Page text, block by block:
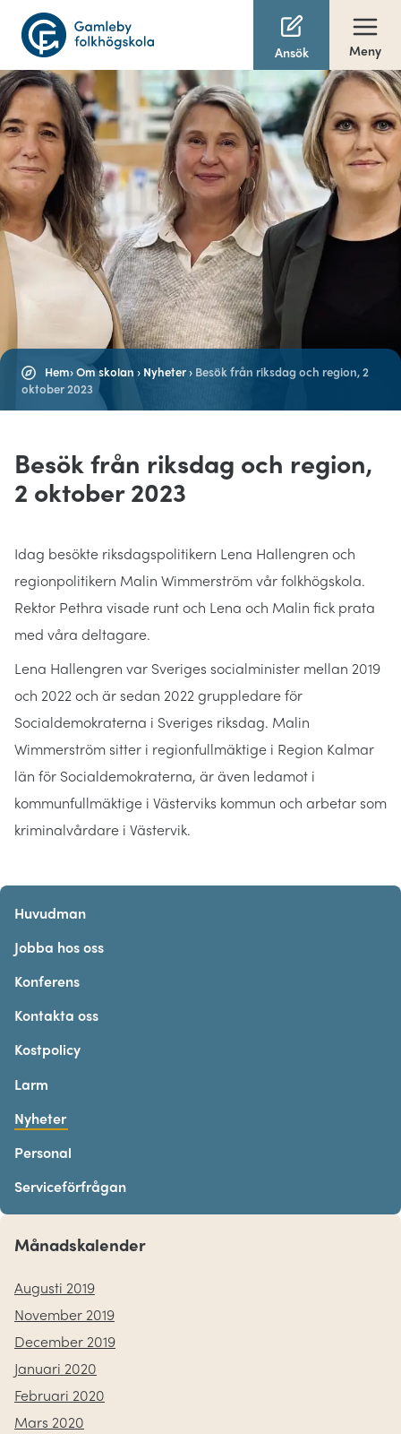
Ansök Meny
Hem›Om skolan › Nyheter› Besök från riksdag och region, 2
oktober 2023
Besök från riksdag och region,
2 oktober 2023
Idag besökte riksdagspolitikern Lena Hallengren och
regionpolitikern Malin Wimmerström vår folkhögskola.
Rektor Pethra visade runt och Lena och Malin fick prata
med våra deltagare.
Lena Hallengren var Sveriges socialminister mellan 2019
och 2022 och är sedan 2022 gruppledare för
Socialdemokraterna i Sveriges riksdag. Malin
Wimmerström sitter i regionfullmäktige i Region Kalmar
län för Socialdemokraterna, är även ledamot i
kommunfullmäktige i Västerviks kommun och arbetar som
kriminalvårdare i Västervik.
Huvudman
Jobba hos oss
Konferens
Kontakta oss
Kostpolicy
Larm
Nyheter
Personal
Serviceförfrågan
Månadskalender
Augusti 2019
November 2019
December 2019
Januari 2020
Februari 2020
Mars 2020